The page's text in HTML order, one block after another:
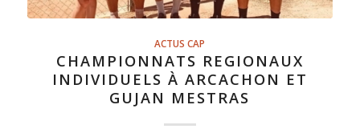
ACTUS CAP
CHAMPIONNATS REGIONAUX
INDIVIDUELS À ARCACHON ET
GUJAN MESTRAS